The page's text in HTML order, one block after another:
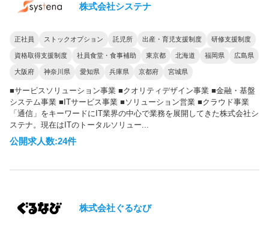
株式会社システナ
正社員 ストックオプション 託児所 出産・育児支援制度 研修支援制度
資格取得支援制度 社員食堂・食事補助 東京都 北海道 福岡県 広島県
大阪府 神奈川県 愛知県 兵庫県 京都府 宮城県
■サービスソリューション事業 ■クオリティデザイン事業 ■金融・基盤
システム事業 ■ITサービス事業 ■ソリューション営業 ■クラウド事業
「通信」をキーワードにIT業界の中心で業務を展開してきた株式会社シ
ステナ。現在はITのトータルソリュー...
公開求人数:24件
株式会社ぐるなび